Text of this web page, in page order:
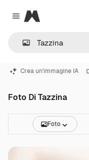
Close menu
Magnific
Crea un'immagine IA
Foto Di Tazzina
Foto